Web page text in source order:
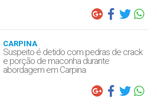
CARPINA
Suspeito é detido com pedras de crack
e porção de maconha durante
abordagem em Carpina